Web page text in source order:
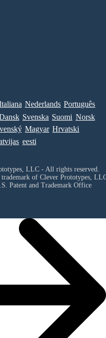
Nederlands Português
Svenska Suomi Norsk
Magyar Hrvatski
eesti
LLC - All rights reserved.
trademark of Clever Prototypes,
Patent and Trademark Office